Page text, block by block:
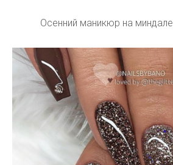
Осенний маникюр на